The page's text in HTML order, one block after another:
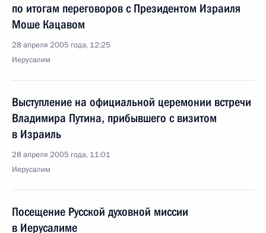
по итогам переговоров с Президентом Израиля
Моше Кацавом
28 апреля 2005 года, 12:25
Иерусалим
Выступление на официальной церемонии встречи
Владимира Путина, прибывшего с визитом
в Израиль
28 апреля 2005 года, 11:01
Иерусалим
Посещение Русской духовной миссии
в Иерусалиме